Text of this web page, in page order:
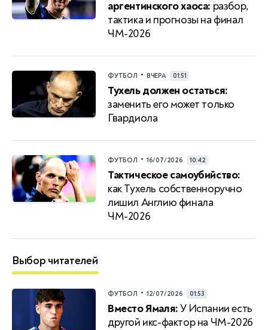
аргентинского хаоса: разбор,
тактика и прогнозы на финал
ЧМ-2026
ФУТБОЛ • ВЧЕРА 01:51
Тухель должен остаться:
заменить его может только
Гвардиола
ФУТБОЛ • 16/07/2026 10:42
Тактическое самоубийство:
как Тухель собственноручно
лишил Англию финала
ЧМ-2026
Выбор читателей
ФУТБОЛ • 12/07/2026 01:53
Вместо Ямаля:У Испании есть
другой икс-фактор на ЧМ-2026